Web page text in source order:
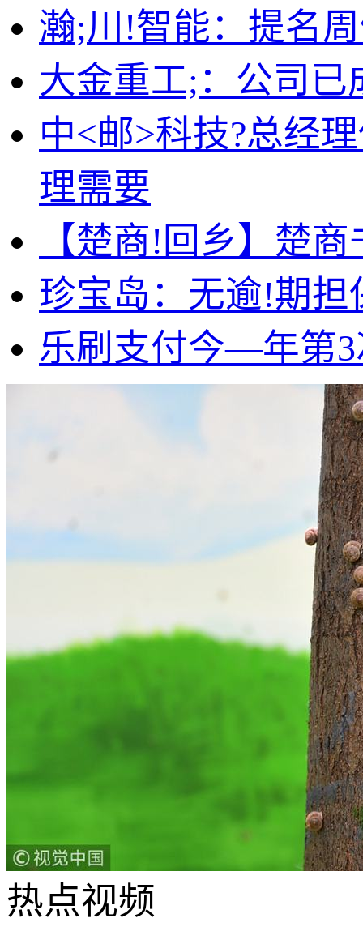
瀚;川!智能：提名
大金重工;：公司已
中<邮>科技?总经
理需要
【楚商!回乡】楚
珍宝岛：无逾!期担
乐刷支付今—年第3
热点视频